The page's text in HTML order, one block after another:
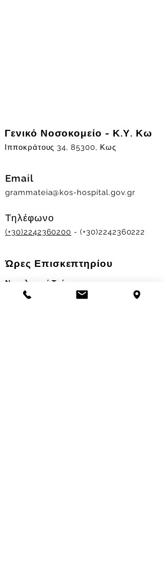
Γενικό Νοσοκομείο - Κ.Υ. Κω
Ιπποκράτους 34, 85300, Κως
Email
grammateia@kos-hospital.gov.gr
Τηλέφωνο
(+30)2242360200 - (+30)2242360222
Ώρες Επισκεπτηρίου
Νοσηλευτικά Τμήματα
Χειμερινό ωράριο: 11.00-13.00
17.30-19.30